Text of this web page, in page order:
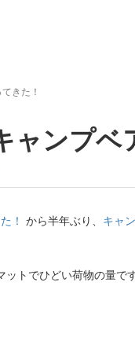
きた！
ンプベ
！ から半年ぶり、 キャ
ットでひどい荷物の量で